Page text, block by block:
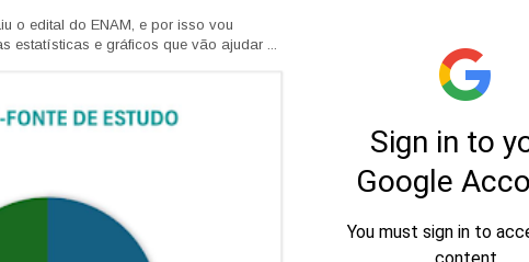
o edital do ENAM, e por isso vou
estatísticas e gráficos que vão ajudar ...